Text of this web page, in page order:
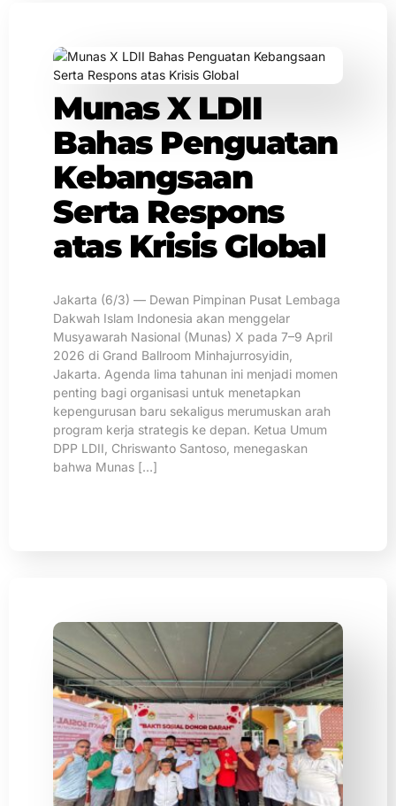
Munas X LDII
Bahas Penguatan
Kebangsaan
Serta Respons
atas Krisis Global
Jakarta (6/3) — Dewan Pimpinan Pusat Lembaga
Dakwah Islam Indonesia akan menggelar
Musyawarah Nasional (Munas) X pada 7–9 April
2026 di Grand Ballroom Minhajurrosyidin,
Jakarta. Agenda lima tahunan ini menjadi momen
penting bagi organisasi untuk menetapkan
kepengurusan baru sekaligus merumuskan arah
program kerja strategis ke depan. Ketua Umum
DPP LDII, Chriswanto Santoso, menegaskan
bahwa Munas […]